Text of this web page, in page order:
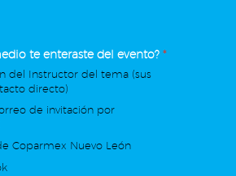
te enteraste del evento? *
del Instructor del tema (sus
directo)
de invitación por
Coparmex Nuevo León